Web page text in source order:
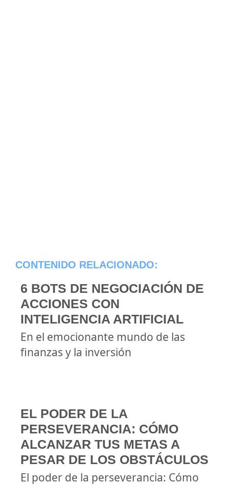
CONTENIDO RELACIONADO:
6 BOTS DE NEGOCIACIÓN DE
ACCIONES CON
INTELIGENCIA ARTIFICIAL
En el emocionante mundo de las
finanzas y la inversión
EL PODER DE LA
PERSEVERANCIA: CÓMO
ALCANZAR TUS METAS A
PESAR DE LOS OBSTÁCULOS
El poder de la perseverancia: Cómo